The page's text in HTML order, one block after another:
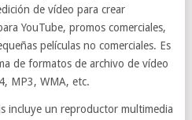
de vídeo para crear
YouTube, promos comerciales,
películas no comerciales. Es
de formatos de archivo de vídeo
MP3, WMA, etc.
incluye un reproductor multimedia